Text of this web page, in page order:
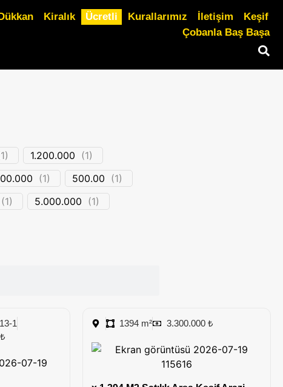
Kiralık Ücretli Kurallarımız İletişim
Keşif
Çobanla Baş Başa
1) 1.200.000 (1)
(1) 500.00 (1)
(1) 5.000.000 (1)
1
1394 m² 3.300.000 ₺